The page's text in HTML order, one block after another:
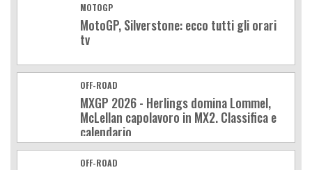
MOTOGP
MotoGP, Silverstone: ecco tutti gli orari
tv
OFF-ROAD
MXGP 2026 - Herlings domina Lommel,
McLellan capolavoro in MX2. Classifica e
calendario
OFF-ROAD